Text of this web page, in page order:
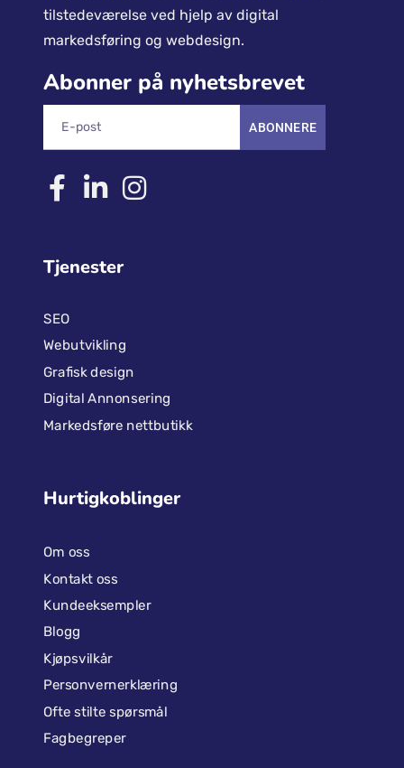
tilstedeværelse ved hjelp av digital
markedsføring og webdesign.
Abonner på nyhetsbrevet
ABONNERE
Tjenester
SEO
Webutvikling
Grafisk design
Digital Annonsering
Markedsføre nettbutikk
Hurtigkoblinger
Om oss
Kontakt oss
Kundeeksempler
Blogg
Kjøpsvilkår
Personvernerklæring
Ofte stilte spørsmål
Fagbegreper